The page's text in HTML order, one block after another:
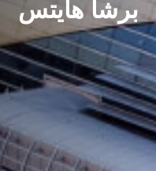
هايتس